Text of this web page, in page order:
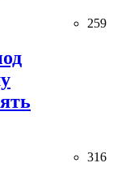
259
316